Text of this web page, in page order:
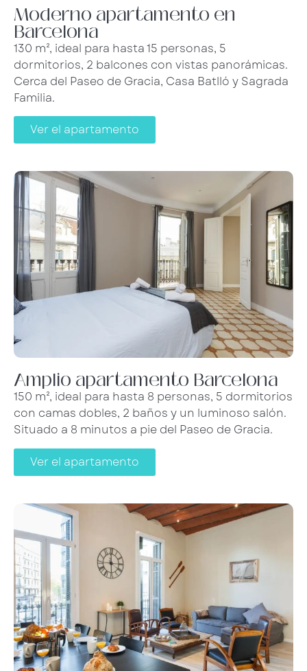
Moderno apartamento en
Barcelona
130 m², ideal para hasta 15 personas, 5
dormitorios, 2 balcones con vistas panorámicas.
Cerca del Paseo de Gracia, Casa Batlló y Sagrada
Familia.
Ver el apartamento
Amplio apartamento Barcelona
150 m², ideal para hasta 8 personas, 5 dormitorios
con camas dobles, 2 baños y un luminoso salón.
Situado a 8 minutos a pie del Paseo de Gracia.
Ver el apartamento